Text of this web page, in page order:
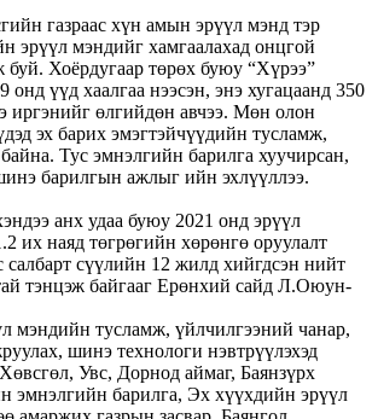
газраас хүн амын эрүүл мэнд тэр
эрүүл мэндийг хамгаалахад онцгой
буй. Хоёрдугаар төрөх буюу “Хүрээ”
онд үүд хаалгаа нээсэн, энэ хугацаанд 350
иргэнийг өлгийдөн авчээ. Мөн олон
эх барих эмэгтэйчүүдийн тусламж,
Тус эмнэлгийн барилга хуучирсан,
барилгын ажлыг ийн эхлүүллээ.
анх удаа буюу 2021 онд эрүүл
их наяд төгрөгийн хөрөнгө оруулалт
салбарт сүүлийн 12 жилд хийгдсэн нийт
тэнцэж байгааг Ерөнхий сайд Л.Оюун-
мэндийн тусламж, үйлчилгээний чанар,
шинэ технологи нэвтрүүлэхэд
Увс, Дорнод аймаг, Баянзүрх
эмнэлгийн барилга, Эх хүүхдийн эрүүл